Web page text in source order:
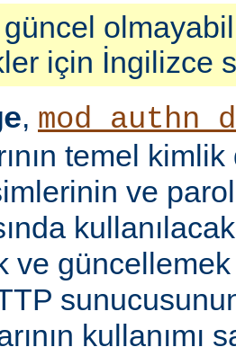
için İngilizce
,
temel
ve
ve güncellemek
kullanımı